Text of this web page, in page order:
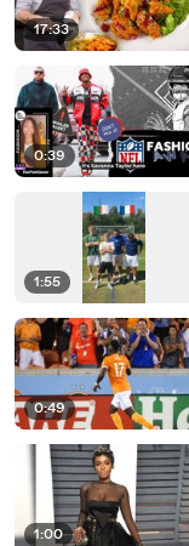
17:33
0:39
1:55
0:49
1:00